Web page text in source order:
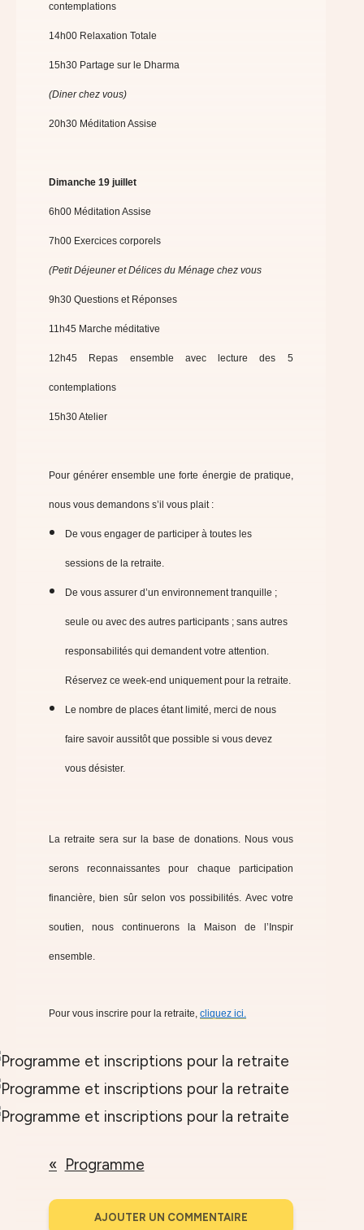
contemplations
14h00 Relaxation Totale
15h30 Partage sur le Dharma
(Diner chez vous)
20h30 Méditation Assise
Dimanche 19 juillet
6h00 Méditation Assise
7h00 Exercices corporels
(Petit Déjeuner et Délices du Ménage chez vous
9h30 Questions et Réponses
11h45 Marche méditative
12h45 Repas ensemble avec lecture des 5
contemplations
15h30 Atelier
Pour générer ensemble une forte énergie de pratique,
nous vous demandons s’il vous plait :
De vous engager de participer à toutes les
sessions de la retraite.
De vous assurer d’un environnement tranquille ;
seule ou avec des autres participants ; sans autres
responsabilités qui demandent votre attention.
Réservez ce week-end uniquement pour la retraite.
Le nombre de places étant limité, merci de nous
faire savoir aussitôt que possible si vous devez
vous désister.
La retraite sera sur la base de donations. Nous vous
serons reconnaissantes pour chaque participation
financière, bien sûr selon vos possibilités. Avec votre
soutien, nous continuerons la Maison de l’Inspir
ensemble.
Pour vous inscrire pour la retraite, cliquez ici.
Programme
AJOUTER UN COMMENTAIRE